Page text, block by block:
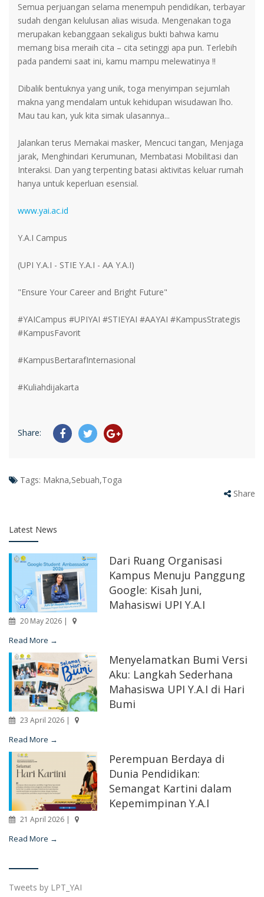
Semua perjuangan selama menempuh pendidikan, terbayar
sudah dengan kelulusan alias wisuda. Mengenakan toga
merupakan kebanggaan sekaligus bukti bahwa kamu
memang bisa meraih cita – cita setinggi apa pun. Terlebih
pada pandemi saat ini, kamu mampu melewatinya !!
Dibalik bentuknya yang unik, toga menyimpan sejumlah
makna yang mendalam untuk kehidupan wisudawan lho.
Mau tau kan, yuk kita simak ulasannya...
Jalankan terus Memakai masker, Mencuci tangan, Menjaga
jarak, Menghindari Kerumunan, Membatasi Mobilitasi dan
Interaksi. Dan yang terpenting batasi aktivitas keluar rumah
hanya untuk keperluan esensial.
www.yai.ac.id
Y.A.I Campus
(UPI Y.A.I - STIE Y.A.I - AA Y.A.I)
"Ensure Your Career and Bright Future"
#YAICampus #UPIYAI #STIEYAI #AAYAI #KampusStrategis
#KampusFavorit
#KampusBertarafInternasional
#Kuliahdijakarta
Share:
Tags: Makna,Sebuah,Toga
Share
Latest News
Dari Ruang Organisasi
Kampus Menuju Panggung
Google: Kisah Juni,
Mahasiswi UPI Y.A.I
20 May 2026 |
Read More →
Menyelamatkan Bumi Versi
Aku: Langkah Sederhana
Mahasiswa UPI Y.A.I di Hari
Bumi
23 April 2026 |
Read More →
Perempuan Berdaya di
Dunia Pendidikan:
Semangat Kartini dalam
Kepemimpinan Y.A.I
21 April 2026 |
Read More →
Tweets by LPT_YAI